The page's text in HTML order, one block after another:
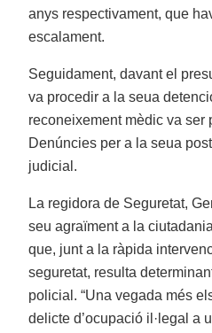
anys respectivament, que
escalament.
Seguidament, davant el
va procedir a la seua
reconeixement mèdic va ser
Denúncies per a la seua
judicial.
La regidora de Seguretat,
seu agraïment a la
que, junt a la ràpida
seguretat, resulta
policial. “Una vegada més
delicte d’ocupació il·legal a